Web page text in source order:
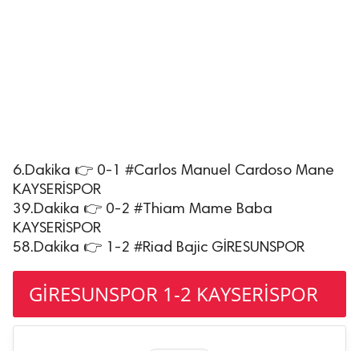
6.Dakika 👉 0-1 #Carlos Manuel Cardoso Mane
KAYSERİSPOR
39.Dakika 👉 0-2 #Thiam Mame Baba
KAYSERİSPOR
58.Dakika 👉 1-2 #Riad Bajic GİRESUNSPOR
GİRESUNSPOR 1-2 KAYSERİSPOR